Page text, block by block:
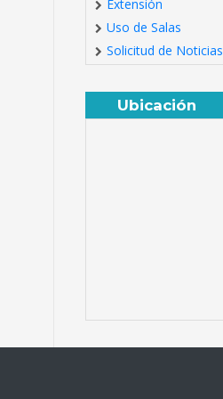
Extensión
Uso de Salas
Solicitud de Noticias
Ubicación